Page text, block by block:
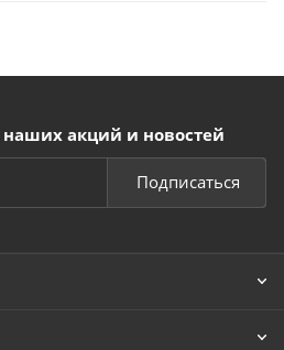
наших акций и новостей
Подписаться